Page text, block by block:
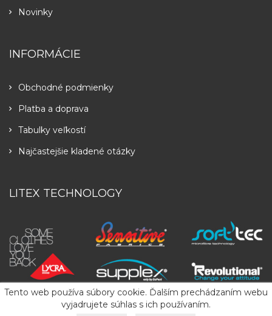
Tento web používa súbory cookie. Ďalším prechádzaním webu
vyjadrujete súhlas s ich používaním.
Novinky
INFORMÁCIE
Obchodné podmienky
Platba a doprava
Tabulky veľkostí
Najčastejšie kladené otázky
LITEX TECHNOLOGY